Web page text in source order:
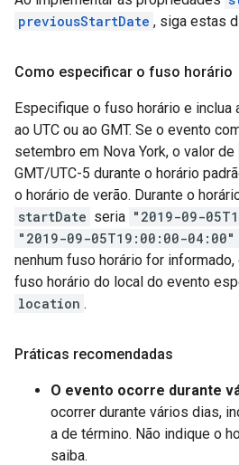
previousStartDate , siga estas
Como especificar o fuso horário
Especifique o fuso horário e inclua
ao UTC ou ao GMT. Se o evento
setembro em Nova York, o valor de
GMT/UTC-5 durante o horário
o horário de verão. Durante o
startDate seria "2019-09-
"2019-09-05T19:00:00-04:00"
nenhum fuso horário for
fuso horário do local do evento
location .
Práticas recomendadas
O evento ocorre durante
ocorrer durante vários dias,
a de término. Não indique o
saiba.